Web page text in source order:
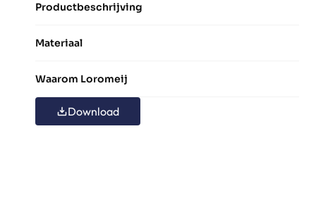
Productbeschrijving
Materiaal
Waarom Loromeij
Download